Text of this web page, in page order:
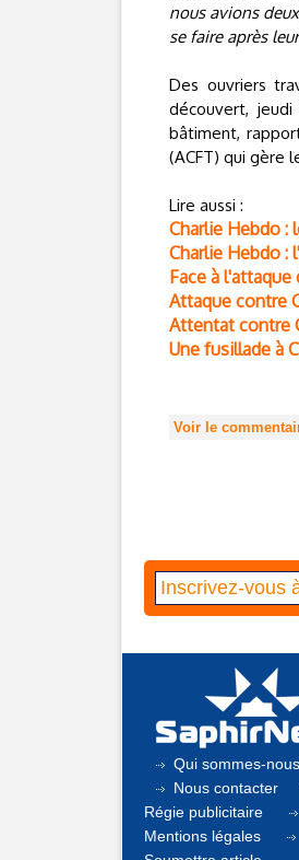
nous avions
se faire après
Des ouvriers
découvert, jeudi
bâtiment,
(ACFT) qui gère
Lire aussi :
Charlie Hebdo :
Charlie Hebdo :
Face à
Attaque contre
Attentat contre
Une fusillade à
Voir le
Qui sommes-
Nous contacter
Régie publicitaire
Mentions légales